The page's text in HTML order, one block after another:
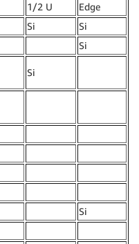
1/2 U
Edge
Si
Si
Si
Si
Si